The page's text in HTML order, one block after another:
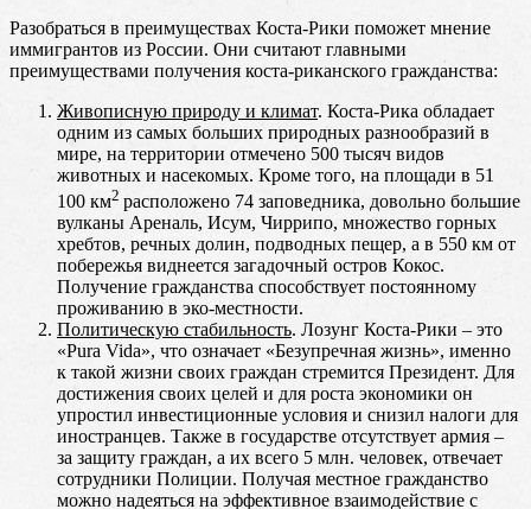
Разобраться в преимуществах Коста-Рики поможет мнение
иммигрантов из России. Они считают главными
преимуществами получения коста-риканского гражданства:
Живописную природу и климат. Коста-Рика обладает
одним из самых больших природных разнообразий в
мире, на территории отмечено 500 тысяч видов
животных и насекомых. Кроме того, на площади в 51
100 км2 расположено 74 заповедника, довольно большие
вулканы Ареналь, Исум, Чиррипо, множество горных
хребтов, речных долин, подводных пещер, а в 550 км от
побережья виднеется загадочный остров Кокос.
Получение гражданства способствует постоянному
проживанию в эко-местности.
Политическую стабильность. Лозунг Коста-Рики – это
«Pura Vida», что означает «Безупречная жизнь», именно
к такой жизни своих граждан стремится Президент. Для
достижения своих целей и для роста экономики он
упростил инвестиционные условия и снизил налоги для
иностранцев. Также в государстве отсутствует армия –
за защиту граждан, а их всего 5 млн. человек, отвечает
сотрудники Полиции. Получая местное гражданство
можно надеяться на эффективное взаимодействие с